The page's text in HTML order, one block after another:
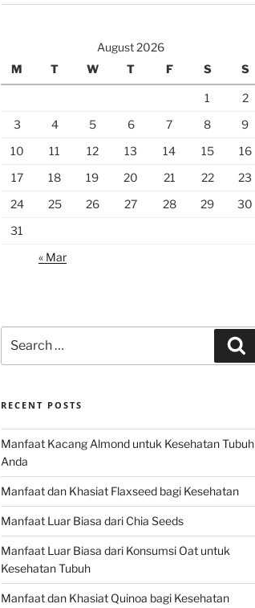
August 2026
M
T W T F S S
1
2
3
4 5 6 7 8
9
10
11 12 13 14 15
16
17
18 19 20 21 22
23
24
25 26 27 28 29
30
31
« Mar
for:
RECENT POSTS
Manfaat Kacang Almond untuk Kesehatan Tubuh
Anda
Manfaat dan Khasiat Flaxseed bagi Kesehatan
Manfaat Luar Biasa dari Chia Seeds
Manfaat Luar Biasa dari Konsumsi Oat untuk
Kesehatan Tubuh
Manfaat dan Khasiat Quinoa bagi Kesehatan